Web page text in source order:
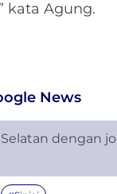
kata Agung.
News
dengan